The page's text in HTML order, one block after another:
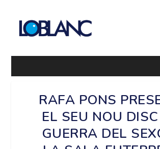
RAFA PONS
EL SEU NOU
GUERRA DEL